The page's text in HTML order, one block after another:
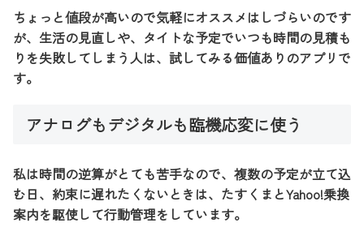
ちょっと値段が高いので気軽にオススメはしづらいのです
が、生活の見直しや、タイトな予定でいつも時間の見積も
りを失敗してしまう人は、試してみる価値ありのアプリで
す。
アナログもデジタルも臨機応変に使う
私は時間の逆算がとても苦手なので、複数の予定が立て込
む日、約束に遅れたくないときは、たすくまとYahoo!乗換
案内を駆使して行動管理をしています。